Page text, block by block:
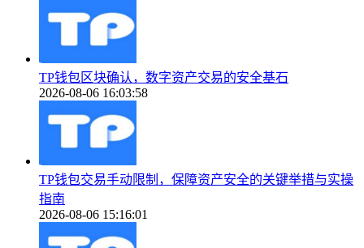
TP钱包区块确认，数字资产交易的安全基石
2026-08-06 16:03:58
TP钱包交易手动限制，保障资产安全的关键举措与实操
指南
2026-08-06 15:16:01